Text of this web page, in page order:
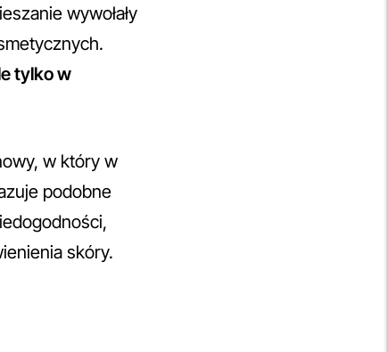
wywołały
tylko w
w który w
podobne
skóry.